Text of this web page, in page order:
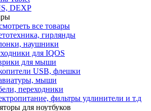
DEXP
все товары
гирлянды
наушники
для IQOS
для мыши
USB, флешки
мыши
переходники
фильтры удлинители и т.д
для ноутбуков